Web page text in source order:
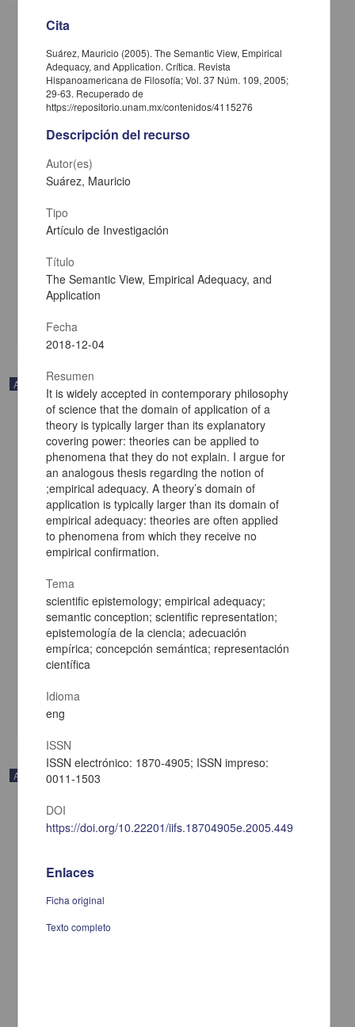
La búsqueda de la identidad nacional en la novela corta mexicana
(1836-1846)
Gómez Aguado, Guadalupe - Centro de Enseñanza para
Extranjeros, UNAM
2021-06-26
Artes y Humanidades
Artículo
La poesía de lo revaciado. Imágenes de memoria, imágenes de
nación
Miranda Melo, Wander - Centro de Investigaciones sobre América
Latina y el Caribe, UNAM
Artículo
Cita
Suárez, Mauricio (2005). The Semantic View, Empirical
Adequacy, and Application. Crítica. Revista
Hispanoamericana de Filosofía; Vol. 37 Núm. 109, 2005;
29-63. Recuperado de
https://repositorio.unam.mx/contenidos/4115276
Descripción del recurso
Autor(es)
Suárez, Mauricio
Tipo
Artículo de Investigación
Título
The Semantic View, Empirical Adequacy, and
Application
Fecha
2018-12-04
Resumen
It is widely accepted in contemporary philosophy
of science that the domain of application of a
theory is typically larger than its explanatory
covering power: theories can be applied to
phenomena that they do not explain. I argue for
an analogous thesis regarding the notion of
;empirical adequacy. A theory’s domain of
application is typically larger than its domain of
empirical adequacy: theories are often applied
to phenomena from which they receive no
empirical confirmation.
Tema
scientific epistemology; empirical adequacy;
semantic conception; scientific representation;
epistemología de la ciencia; adecuación
empírica; concepción semántica; representación
científica
Idioma
eng
ISSN
ISSN electrónico: 1870-4905; ISSN impreso:
0011-1503
DOI
https://doi.org/10.22201/iifs.18704905e.2005.449
Enlaces
Ficha original
Texto completo